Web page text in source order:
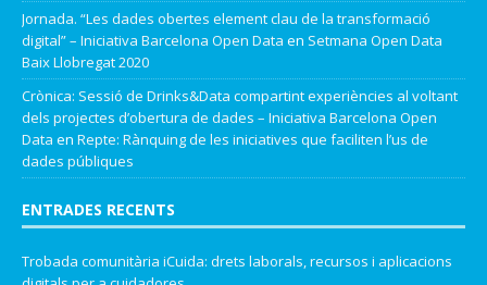
Jornada. “Les dades obertes element clau de la transformació
digital” – Iniciativa Barcelona Open Data en Setmana Open Data
Baix Llobregat 2020
Crònica: Sessió de Drinks&Data compartint experiències al voltant
dels projectes d’obertura de dades – Iniciativa Barcelona Open
Data en Repte: Rànquing de les iniciatives que faciliten l’us de
dades públiques
ENTRADES RECENTS
Trobada comunitària iCuida: drets laborals, recursos i aplicacions